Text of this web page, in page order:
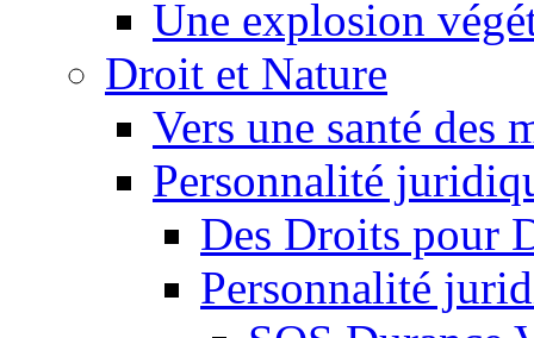
Une explosion
Droit et Nature
Vers une santé des
Personnalité
Des Droits pour
Personnalité